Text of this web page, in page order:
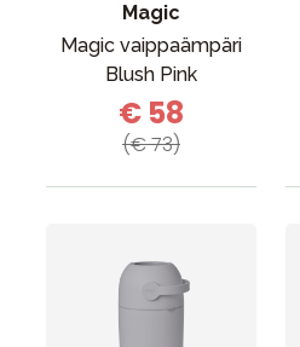
Magic
Magic vaippaämpäri
Blush Pink
€ 58
(€ 73)